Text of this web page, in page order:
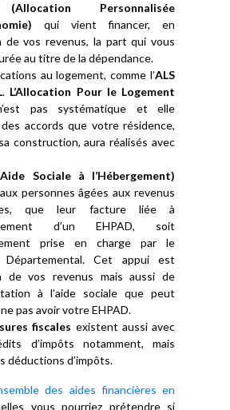
Personnalisée
qui vient financer, en
de vos revenus, la part qui vous
au titre de la dépendance.
au logement, comme l’ALS
. L’Allocation Pour le Logement
pas systématique et elle
accords que votre résidence,
construction, aura réalisés avec
Sociale à l’Hébergement)
personnes âgées aux revenus
que leur facture liée à
d’un EHPAD, soit
prise en charge par le
Départemental. Cet appui est
de vos revenus mais aussi de
à l’aide sociale que peut
pas avoir votre EHPAD.
fiscales existent aussi avec
d’impôts notamment, mais
déductions d’impôts.
des aides financières en
vous pourriez prétendre si